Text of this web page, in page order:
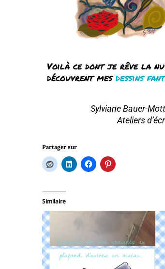
Voilà ce dont je rêve la
découvrent mesdessins
Sylviane Bauer-
Ateliers
Partager sur
Similaire